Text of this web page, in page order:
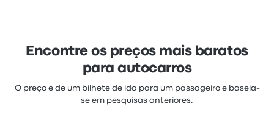
Encontre os preços mais baratos
para autocarros
O preço é de um bilhete de ida para um passageiro e baseia-
se em pesquisas anteriores.